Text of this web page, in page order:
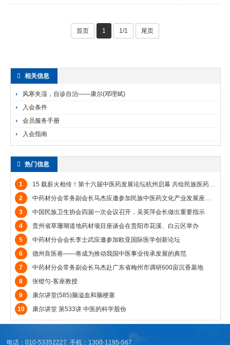
服务平台，根据《北京传世国际中医药研究院章程》和《北
首页
1 1/1 尾页
相关信息
风寒夹湿，自诊自治——康尔(邓理斌)
入会条件
会员服务手册
入会指南
热门信息
1
15 载薪火相传！第十六届中医药发展论坛杭州启幕 共绘民族医药互鉴新图景
2
中药材分会常务副会长马杰应邀参加民族中医药文化产业发展座谈会暨“中国医谷”项目签约仪式
3
中国民族卫生协会四届一次会议召开，吴英萍会长做出重要指示
4
贵州省草珊瑚道地药材项目座谈会在贵阳市花溪、白云区举办
5
中药材分会会长李士武应邀参加欧亚国际医学创新论坛
6
德州良医巷——将成为推动我国中医事业传承发展的典范
7
中药材分会常务副会长马杰赴广东省梅州市调研600亩沉香基地
8
张镫匀-客座教授
9
康尔讲堂(585)脑溢血和脑梗塞
10
康尔讲堂 第533讲 中医的科学股份
电话：010-53352227 手机：1300-1195-567